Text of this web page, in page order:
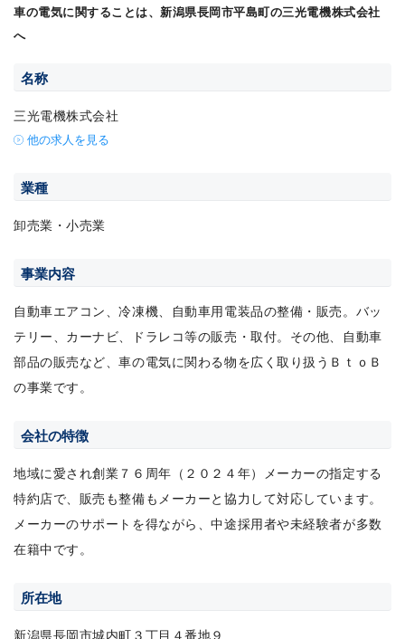
車の電気に関することは、新潟県長岡市平島町の三光電機株式会社
へ
名称
三光電機株式会社
他の求人を見る
業種
卸売業・小売業
事業内容
自動車エアコン、冷凍機、自動車用電装品の整備・販売。バッ
テリー、カーナビ、ドラレコ等の販売・取付。その他、自動車
部品の販売など、車の電気に関わる物を広く取り扱うＢｔｏＢ
の事業です。
会社の特徴
地域に愛され創業７６周年（２０２４年）メーカーの指定する
特約店で、販売も整備もメーカーと協力して対応しています。
メーカーのサポートを得ながら、中途採用者や未経験者が多数
在籍中です。
所在地
新潟県長岡市城内町３丁目４番地９